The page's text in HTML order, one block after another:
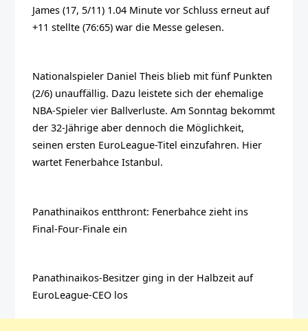
James (17, 5/11) 1.04 Minute vor Schluss erneut auf
+11 stellte (76:65) war die Messe gelesen.
Nationalspieler Daniel Theis blieb mit fünf Punkten
(2/6) unauffällig. Dazu leistete sich der ehemalige
NBA-Spieler vier Ballverluste. Am Sonntag bekommt
der 32-Jährige aber dennoch die Möglichkeit,
seinen ersten EuroLeague-Titel einzufahren. Hier
wartet Fenerbahce Istanbul.
Panathinaikos entthront: Fenerbahce zieht ins
Final-Four-Finale ein
Panathinaikos-Besitzer ging in der Halbzeit auf
EuroLeague-CEO los